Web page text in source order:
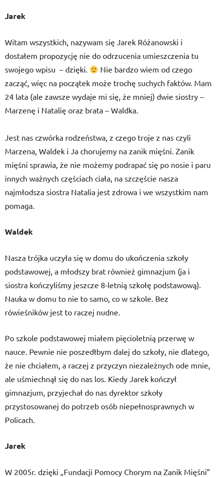
Jarek
Witam wszystkich, nazywam się Jarek Różanowski i
dostałem propozycję nie do odrzucenia umieszczenia tu
swojego wpisu – dzięki.
Nie bardzo wiem od czego
zacząć, więc na początek może trochę suchych faktów. Mam
24 lata (ale zawsze wydaje mi się, że mniej) dwie siostry –
Marzenę i Natalię oraz brata – Waldka.
Jest nas czwórka rodzeństwa, z czego troje z nas czyli
Marzena, Waldek i Ja chorujemy na zanik mięśni. Zanik
mięśni sprawia, że nie możemy podrapać się po nosie i paru
innych ważnych częściach ciała, na szczęście nasza
najmłodsza siostra Natalia jest zdrowa i we wszystkim nam
pomaga.
Waldek
Nasza trójka uczyła się w domu do ukończenia szkoły
podstawowej, a młodszy brat również gimnazjum (ja i
siostra kończyliśmy jeszcze 8-letnią szkołę podstawową).
Nauka w domu to nie to samo, co w szkole. Bez
rówieśników jest to raczej nudne.
Po szkole podstawowej miałem pięcioletnią przerwę w
nauce. Pewnie nie poszedłbym dalej do szkoły, nie dlatego,
że nie chciałem, a raczej z przyczyn niezależnych ode mnie,
ale uśmiechnął się do nas los. Kiedy Jarek kończył
gimnazjum, przyjechał do nas dyrektor szkoły
przystosowanej do potrzeb osób niepełnosprawnych w
Policach.
Jarek
W 2005r. dzięki „Fundacji Pomocy Chorym na Zanik Mięśni”